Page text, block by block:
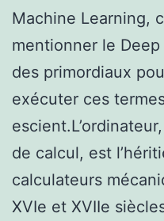
Machine Learning,
mentionner le
des primordiaux
exécuter ces
de calcul, est
calculateurs
XVIe et XVIIe